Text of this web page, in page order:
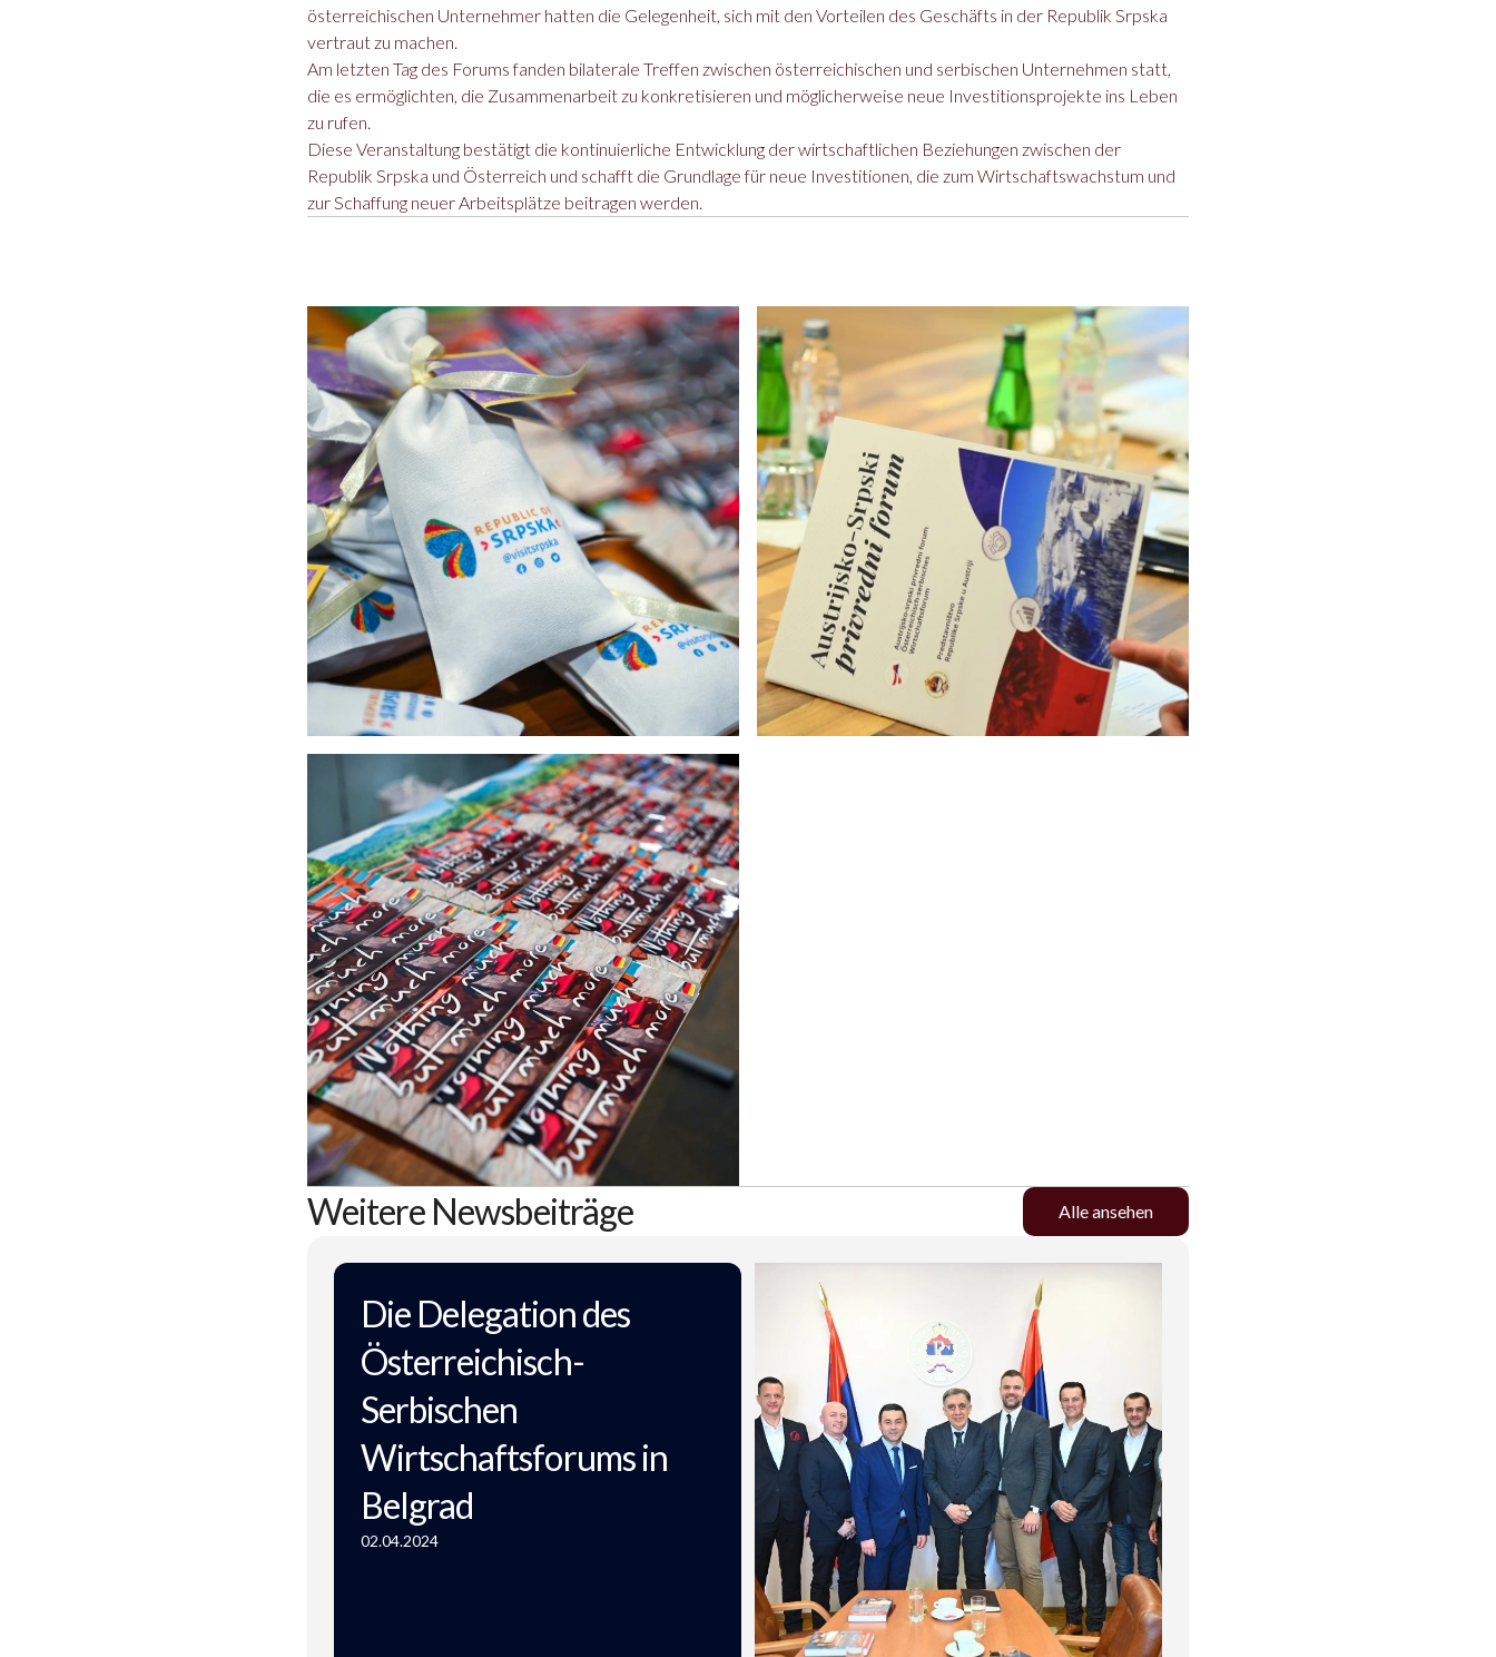
österreichischen Unternehmer hatten die Gelegenheit, sich mit den Vorteilen des Geschäfts in der Republik Srpska
vertraut zu machen.
Am letzten Tag des Forums fanden bilaterale Treffen zwischen österreichischen und serbischen Unternehmen statt,
die es ermöglichten, die Zusammenarbeit zu konkretisieren und möglicherweise neue Investitionsprojekte ins Leben
zu rufen.
Diese Veranstaltung bestätigt die kontinuierliche Entwicklung der wirtschaftlichen Beziehungen zwischen der
Republik Srpska und Österreich und schafft die Grundlage für neue Investitionen, die zum Wirtschaftswachstum und
zur Schaffung neuer Arbeitsplätze beitragen werden.
Alle ansehen
Weitere Newsbeiträge
Die Delegation des
Österreichisch-
Serbischen
Wirtschaftsforums in
Belgrad
02.04.2024